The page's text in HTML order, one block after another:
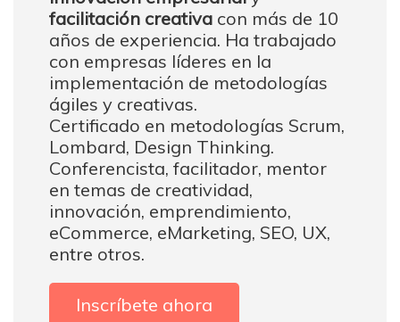
facilitación creativa con más de 10
años de experiencia. Ha trabajado
con empresas líderes en la
implementación de metodologías
ágiles y creativas.
Certificado en metodologías Scrum,
Lombard, Design Thinking.
Conferencista, facilitador, mentor
en temas de creatividad,
innovación, emprendimiento,
eCommerce, eMarketing, SEO, UX,
entre otros.
Inscríbete ahora